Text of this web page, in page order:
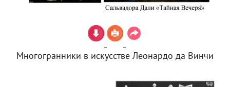
Многогранники в искусстве Леонардо да Винчи